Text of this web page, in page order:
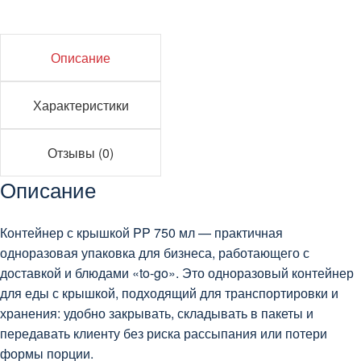
Описание
Характеристики
Отзывы (0)
Описание
Контейнер с крышкой PP 750 мл — практичная
одноразовая упаковка для бизнеса, работающего с
доставкой и блюдами «to-go». Это одноразовый контейнер
для еды с крышкой, подходящий для транспортировки и
хранения: удобно закрывать, складывать в пакеты и
передавать клиенту без риска рассыпания или потери
формы порции.